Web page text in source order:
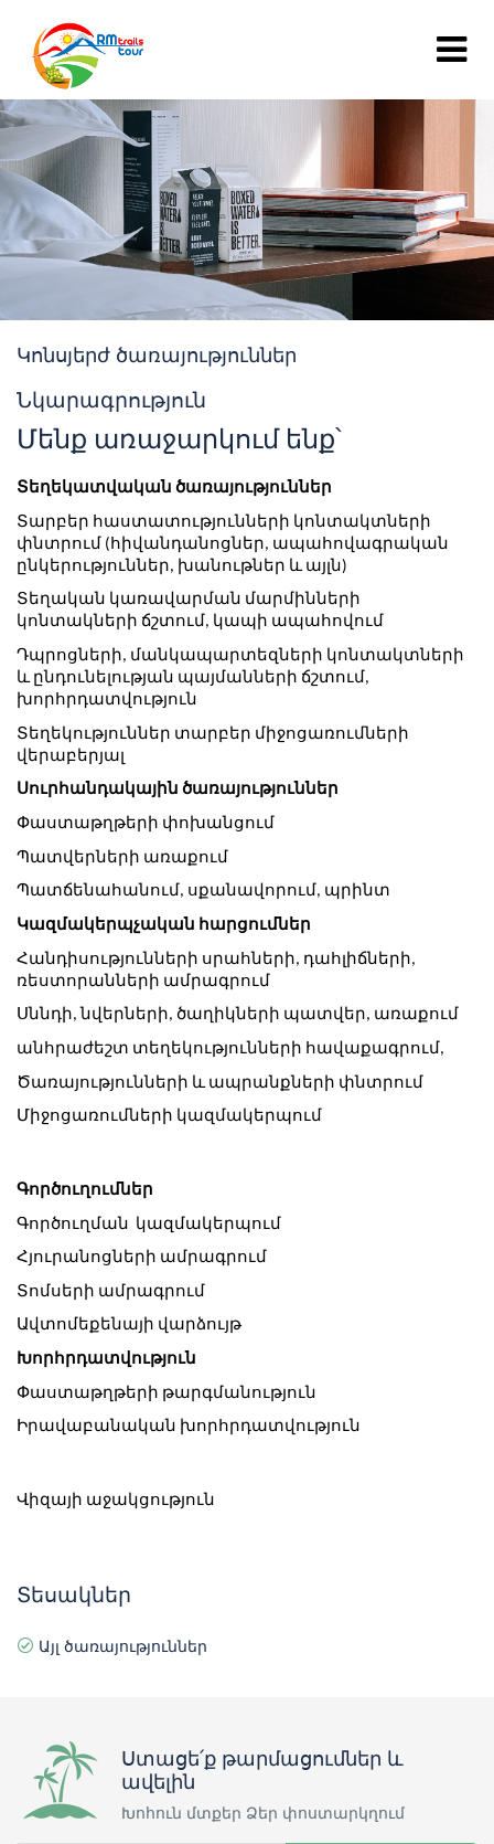
Կոնսյերժ ծառայություններ
Նկարագրություն
Մենք առաջարկում ենք՝
Տեղեկատվական ծառայություններ
Տարբեր հաստատությունների կոնտակտների
փնտրում (հիվանդանոցներ, ապահովագրական
ընկերություններ, խանութներ և այլն)
Տեղական կառավարման մարմինների
կոնտակների ճշտում, կապի ապահովում
Դպրոցների, մանկապարտեզների կոնտակտների
և ընդունելության պայմանների ճշտում,
խորհրդատվություն
Տեղեկություններ տարբեր միջոցառումների
վերաբերյալ
Սուրհանդակային ծառայություններ
Փաստաթղթերի փոխանցում
Պատվերների առաքում
Պատճենահանում, սքանավորում, պրինտ
Կազմակերպչական հարցումներ
Հանդիսությունների սրահների, դահլիճների,
ռեստորանների ամրագրում
Սննդի, նվերների, ծաղիկների պատվեր, առաքում
անհրաժեշտ տեղեկությունների հավաքագրում,
Ծառայությունների և ապրանքների փնտրում
Միջոցառումների կազմակերպում
Գործուղումներ
Գործուղման  կազմակերպում
Հյուրանոցների ամրագրում
Տոմսերի ամրագրում
Ավտոմեքենայի վարձույթ
Խորհրդատվություն
Փաստաթղթերի թարգմանություն
Իրավաբանական խորհրդատվություն
Վիզայի աջակցություն
Տեսակներ
Այլ ծառայություններ
Ստացե՛ք թարմացումներ և
ավելին
Խոհուն մտքեր Ձեր փոստարկղում